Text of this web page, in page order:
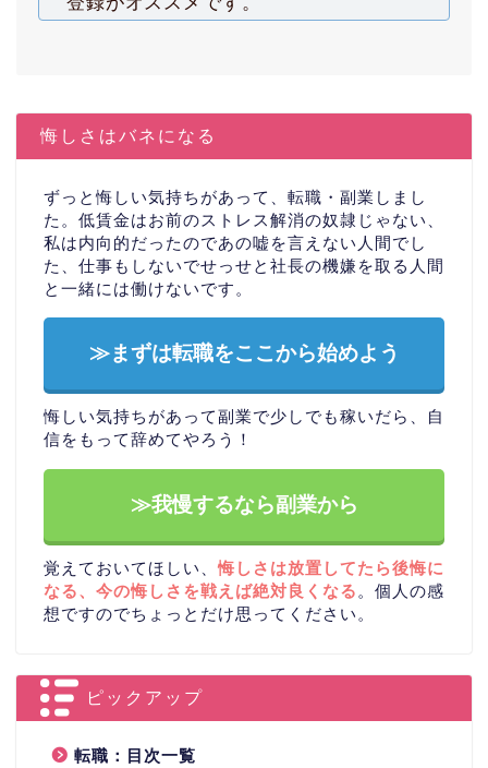
悔しさはバネになる
ずっと悔しい気持ちがあって、転職・副業しまし
た。低賃金はお前のストレス解消の奴隷じゃない、
私は内向的だったのであの嘘を言えない人間でし
た、仕事もしないでせっせと社長の機嫌を取る人間
と一緒には働けないです。
≫まずは転職をここから始めよう
悔しい気持ちがあって副業で少しでも稼いだら、自
信をもって辞めてやろう！
≫我慢するなら副業から
覚えておいてほしい、 悔しさは放置してたら後悔に
なる、今の悔しさを戦えば絶対良くなる 。個人の感
想ですのでちょっとだけ思ってください。
ピックアップ
転職：目次一覧